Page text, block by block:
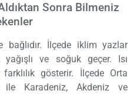
Sonra Bilmeniz
bağlıdır. İlçede iklim yazlar
ve soğuk geçer. Isı
gösterir. İlçede Orta
ile Karadeniz, Akdeniz ve